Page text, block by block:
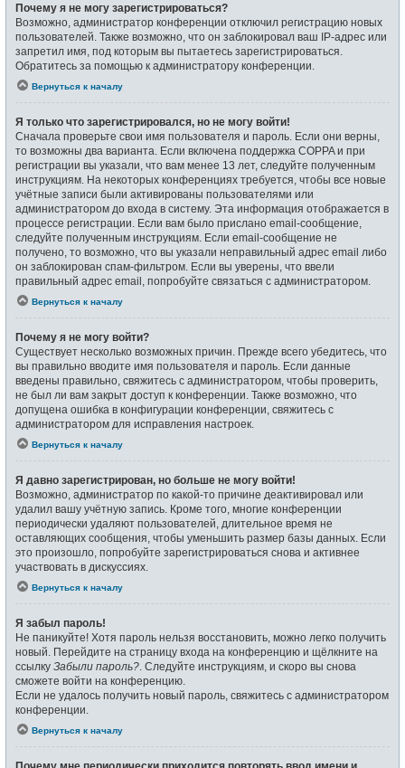
Почему я не могу зарегистрироваться?
Возможно, администратор конференции отключил регистрацию новых
пользователей. Также возможно, что он заблокировал ваш IP-адрес или
запретил имя, под которым вы пытаетесь зарегистрироваться.
Обратитесь за помощью к администратору конференции.
Вернуться к началу
Я только что зарегистрировался, но не могу войти!
Сначала проверьте свои имя пользователя и пароль. Если они верны,
то возможны два варианта. Если включена поддержка COPPA и при
регистрации вы указали, что вам менее 13 лет, следуйте полученным
инструкциям. На некоторых конференциях требуется, чтобы все новые
учётные записи были активированы пользователями или
администратором до входа в систему. Эта информация отображается в
процессе регистрации. Если вам было прислано email-сообщение,
следуйте полученным инструкциям. Если email-сообщение не
получено, то возможно, что вы указали неправильный адрес email либо
он заблокирован спам-фильтром. Если вы уверены, что ввели
правильный адрес email, попробуйте связаться с администратором.
Вернуться к началу
Почему я не могу войти?
Существует несколько возможных причин. Прежде всего убедитесь, что
вы правильно вводите имя пользователя и пароль. Если данные
введены правильно, свяжитесь с администратором, чтобы проверить,
не был ли вам закрыт доступ к конференции. Также возможно, что
допущена ошибка в конфигурации конференции, свяжитесь с
администратором для исправления настроек.
Вернуться к началу
Я давно зарегистрирован, но больше не могу войти!
Возможно, администратор по какой-то причине деактивировал или
удалил вашу учётную запись. Кроме того, многие конференции
периодически удаляют пользователей, длительное время не
оставляющих сообщения, чтобы уменьшить размер базы данных. Если
это произошло, попробуйте зарегистрироваться снова и активнее
участвовать в дискуссиях.
Вернуться к началу
Я забыл пароль!
Не паникуйте! Хотя пароль нельзя восстановить, можно легко получить
новый. Перейдите на страницу входа на конференцию и щёлкните на
ссылку Забыли пароль? . Следуйте инструкциям, и скоро вы снова
сможете войти на конференцию.
Если не удалось получить новый пароль, свяжитесь с администратором
конференции.
Вернуться к началу